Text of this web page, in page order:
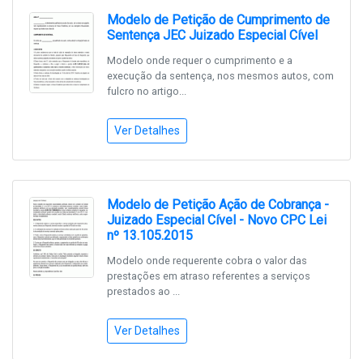
Modelo de Petição de Cumprimento de
Sentença JEC Juizado Especial Cível
Modelo onde requer o cumprimento e a
execução da sentença, nos mesmos autos, com
fulcro no artigo...
Ver Detalhes
Modelo de Petição Ação de Cobrança -
Juizado Especial Cível - Novo CPC Lei
nº 13.105.2015
Modelo onde requerente cobra o valor das
prestações em atraso referentes a serviços
prestados ao ...
Ver Detalhes